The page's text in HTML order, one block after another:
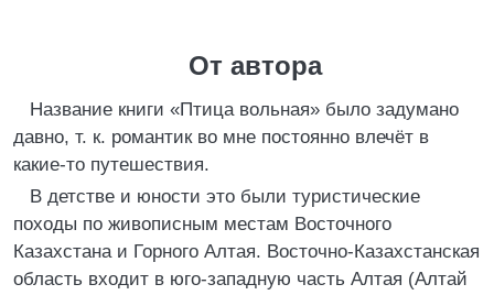
От автора
Название книги «Птица вольная» было задумано
давно, т. к. романтик во мне постоянно влечёт в
какие-то путешествия.
В детстве и юности это были туристические
походы по живописным местам Восточного
Казахстана и Горного Алтая. Восточно-Казахстанская
область входит в юго-западную часть Алтая (Алтай